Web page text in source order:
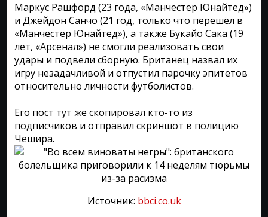
Маркус Рашфорд (23 года, «Манчестер Юнайтед»)
и Джейдон Санчо (21 год, только что перешёл в
«Манчестер Юнайтед»), а также Букайо Сака (19
лет, «Арсенал») не смогли реализовать свои
удары и подвели сборную. Британец назвал их
игру незадачливой и отпустил парочку эпитетов
относительно личности футболистов.
Его пост тут же скопировал кто-то из
подписчиков и отправил скриншот в полицию
Чешира.
Источник: bbci.co.uk